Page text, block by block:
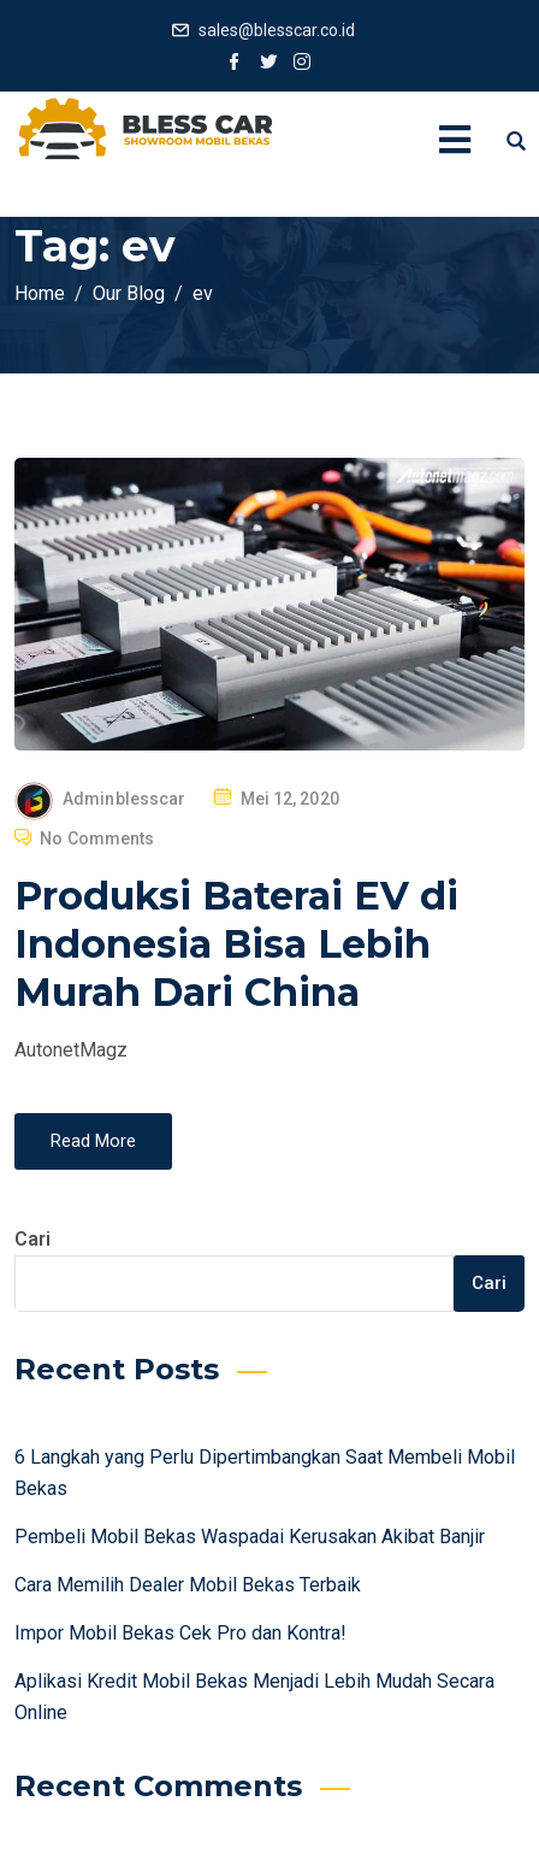
sales@blesscar.co.id
Tag: ev
Home Our Blog ev
Adminblesscar
P
T
D
O
Mei 12, 2020
No Comments
Produksi Baterai EV di
Indonesia Bisa Lebih
Murah Dari China
AutonetMagz
Read More
Cari
Cari
Recent Posts
6 Langkah yang Perlu Dipertimbangkan Saat Membeli Mobil
Bekas
Pembeli Mobil Bekas Waspadai Kerusakan Akibat Banjir
Cara Memilih Dealer Mobil Bekas Terbaik
Impor Mobil Bekas Cek Pro dan Kontra!
Aplikasi Kredit Mobil Bekas Menjadi Lebih Mudah Secara
Online
Recent Comments